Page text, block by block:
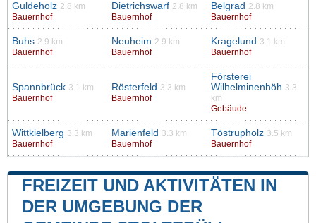
Guldeholz 2.8 km
Bauernhof
Dietrichswarf 2.8 km
Bauernhof
Belgrad 2.8 km
Bauernhof
Buhs 2.9 km
Bauernhof
Neuheim 2.9 km
Bauernhof
Kragelund 3.1 km
Bauernhof
Spannbrück 3.1 km
Bauernhof
Rösterfeld 3.3 km
Bauernhof
Försterei
Wilhelminenhöh 3.3
km
Gebäude
Wittkielberg 3.3 km
Bauernhof
Marienfeld 3.3 km
Bauernhof
Töstrupholz 3.5 km
Bauernhof
FREIZEIT UND AKTIVITÄTEN IN
DER UMGEBUNG DER